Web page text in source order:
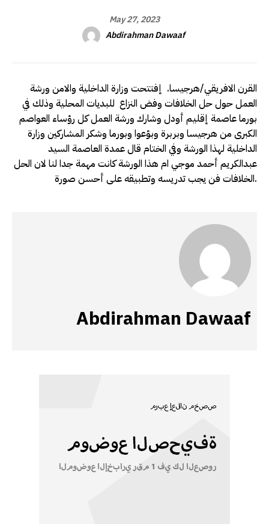
May 27, 2023
Abdirahman Dawaaf
القرن الافريقي/هرجيسا. إفتتحت وزارة الداخلية والامن ورشة
العمل حول حل الخلافات وفض النزاع للبديات المحلية وذلك في
بورما عاصمة إقليم أودل وشارك ورشة العمل كل رؤساء العواصم
الكبرى من هرجيسا وبربرة وبؤعوا وبورما وشكر المشاركين وزارة
الداخلية لهذا الورشة وفي الختام قال عمدة العاصمة السيد
عبدالكريم أحمد موجي ام هذا الورشة كانت مهمة جدا لنا لان الحل
الخلافات فن يجب تدريسه وتطبيقه على أحسن صورة.
Abdirahman Dawaaf